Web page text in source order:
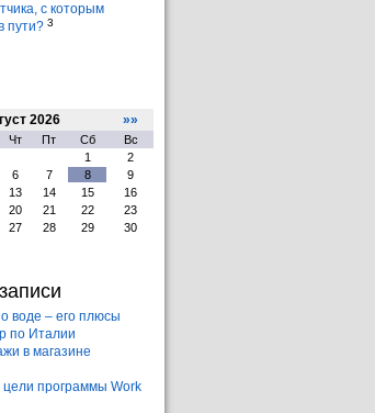
с которым
пути? 3
2026 »»
Чт Пт Сб
Вс
1
2
6 7 8
9
13 14 15
16
20 21 22
23
27 28 29
30
воде – его плюсы
по Италии
в магазине
программы Work